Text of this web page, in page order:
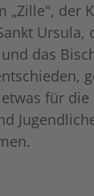
„Zille", der
Ursula,
das
für